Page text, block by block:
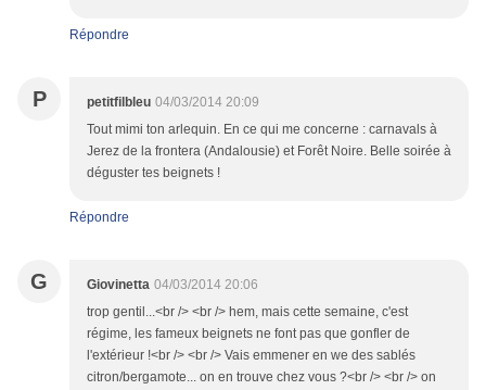
Répondre
P petitfilbleu 04/03/2014 20:09
Tout mimi ton arlequin. En ce qui me concerne : carnavals à
Jerez de la frontera (Andalousie) et Forêt Noire. Belle soirée à
déguster tes beignets !
Répondre
G Giovinetta 04/03/2014 20:06
trop gentil...<br /> <br /> hem, mais cette semaine, c'est
régime, les fameux beignets ne font pas que gonfler de
l'extérieur !<br /> <br /> Vais emmener en we des sablés
citron/bergamote... on en trouve chez vous ?<br /> <br /> on